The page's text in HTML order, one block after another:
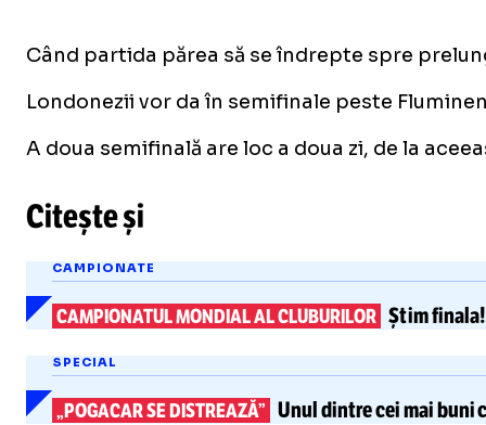
Când partida părea să se îndrepte spre
Londonezii vor da în semifinale peste
A doua semifinală are loc a doua zi, de la
Citește și
CAMPIONATE
CAMPIONATUL MONDIAL AL CLUBURILOR Știm
SPECIAL
„POGACAR SE DISTREAZĂ” Unul dintre cei maibuni